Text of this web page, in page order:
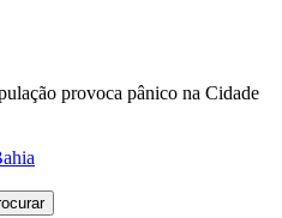
provoca pânico na Cidade